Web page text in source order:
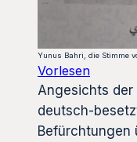
Yunus Bahri, die Stimme
Vorlesen
Angesichts
deutsch-
Befürchtungen